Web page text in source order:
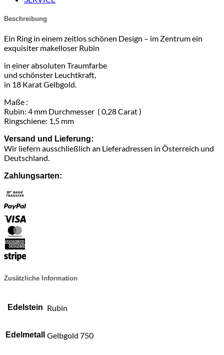
Beschreibung
Ein Ring in einem zeitlos schönen Design – im Zentrum ein
exquisiter makelloser Rubin
in einer absoluten Traumfarbe
und schönster Leuchtkraft,
in 18 Karat Gelbgold.
Maße :
Rubin: 4 mm Durchmesser ( 0,28 Carat )
Ringschiene: 1,5 mm
Versand und Lieferung:
Wir liefern ausschließlich an Lieferadressen in Österreich und
Deutschland.
Zahlungsarten:
Transfer
PayPal
Express
Stripe
Zusätzliche Information
Edelstein Rubin
Edelmetall Gelbgold 750